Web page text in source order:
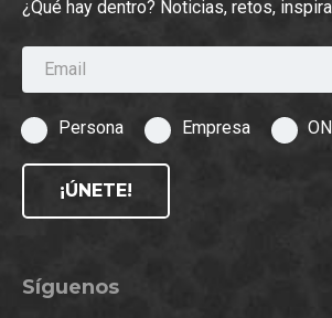
¿Qué hay dentro? Noticias, retos,
Email
Persona Empresa
¡ÚNETE!
Síguenos